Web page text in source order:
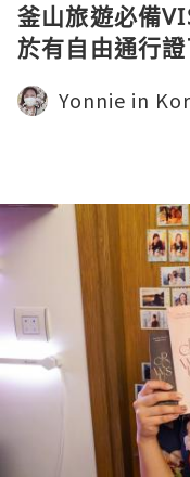
釜山旅遊必備
於有自由通行
Yonnie in